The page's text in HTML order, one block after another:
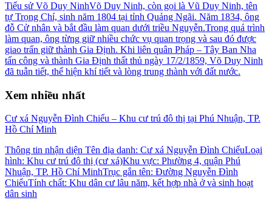
Tiểu sử Võ Duy NinhVõ Duy Ninh, còn gọi là Vũ Duy Ninh, tên
tự Trọng Chí, sinh năm 1804 tại tỉnh Quảng Ngãi. Năm 1834, ông
đỗ Cử nhân và bắt đầu làm quan dưới triều Nguyễn.Trong quá trình
làm quan, ông từng giữ nhiều chức vụ quan trọng và sau đó được
giao trấn giữ thành Gia Định. Khi liên quân Pháp – Tây Ban Nha
tấn công và thành Gia Định thất thủ ngày 17/2/1859, Võ Duy Ninh
đã tuẫn tiết, thể hiện khí tiết và lòng trung thành với đất nước.
Xem nhiều nhất
Cư xá Nguyễn Đình Chiểu – Khu cư trú đô thị tại Phú Nhuận, TP.
Hồ Chí Minh
Thông tin nhận diện Tên địa danh: Cư xá Nguyễn Đình ChiểuLoại
hình: Khu cư trú đô thị (cư xá)Khu vực: Phường 4, quận Phú
Nhuận, TP. Hồ Chí MinhTrục gắn tên: Đường Nguyễn Đình
ChiểuTính chất: Khu dân cư lâu năm, kết hợp nhà ở và sinh hoạt
dân sinh